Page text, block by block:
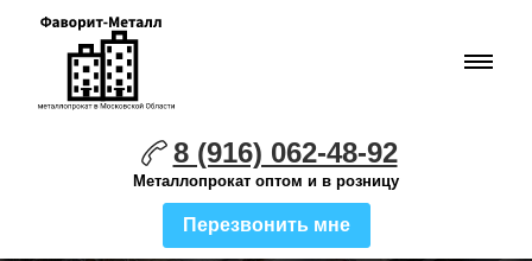
8 (916) 062-48-92
Металлопрокат оптом и в розницу
Перезвонить мне